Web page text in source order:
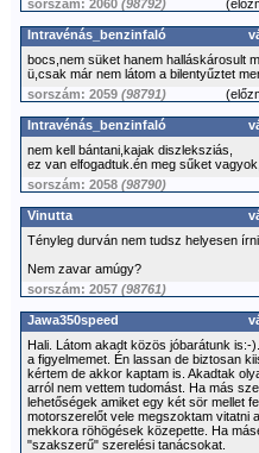
sorszám: 2060 (98792) (
Intravénás_benzinfaló
bocs,nem süket hanem halláskárosult
ü,csak már nem látom a bilentyűztet
sorszám: 2059 (98791) (
Intravénás_benzinfaló
nem kell bántani,kajak diszleksziás,
ez van elfogadtuk.én meg sűket
sorszám: 2058 (98790)
Vinutta
Tényleg durván nem tudsz helyesen
Nem zavar amúgy?
sorszám: 2057 (98761)
Jawa350speed
Hali. Látom akadt közös jóbarátunk
a figyelmemet. Én lassan de biztosan
kértem de akkor kaptam is. Akadtak
arról nem vettem tudomást. Ha más
lehetőségek amiket egy két sör mellet
motorszerelőt vele megszoktam vitatni
mekkora röhögések közepette. Ha
"szakszerű" szerelési tanácsokat.